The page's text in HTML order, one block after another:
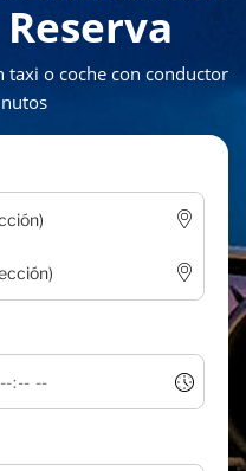
taxi o coche con conductor